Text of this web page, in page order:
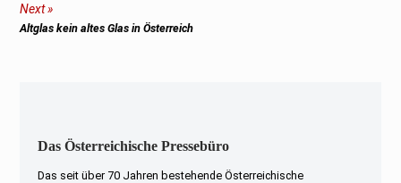
Next
Next
Altglas kein altes Glas in Österreich
Das Österreichische Pressebüro
Das seit über 70 Jahren bestehende Österreichische